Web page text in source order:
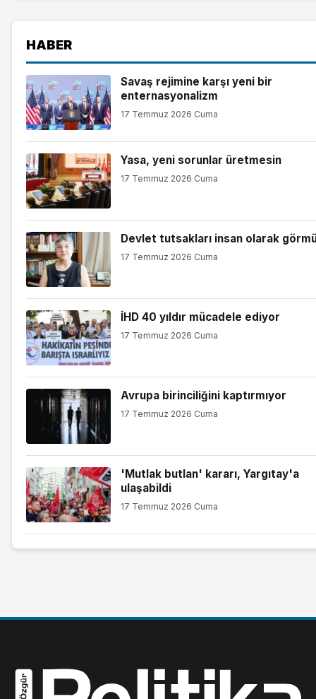
HABER
Savaş rejimine karşı yeni bir
enternasyonalizm
17 Temmuz 2026 Cuma
Yasa, yeni sorunlar üretmesin
17 Temmuz 2026 Cuma
Devlet tutsakları insan olarak
17 Temmuz 2026 Cuma
İHD 40 yıldır mücadele ediyor
17 Temmuz 2026 Cuma
Avrupa birinciliğini kaptırmıyor
17 Temmuz 2026 Cuma
'Mutlak butlan' kararı, Yargıtay'a
ulaşabildi
17 Temmuz 2026 Cuma